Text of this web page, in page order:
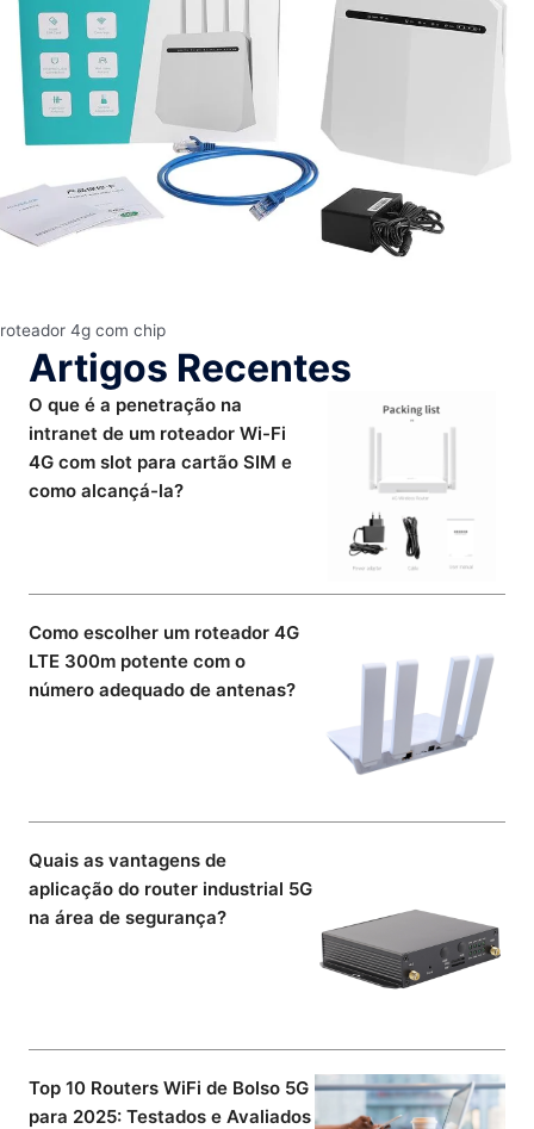
roteador 4g com chip
Artigos Recentes
O que é a penetração na
intranet de um roteador Wi-Fi
4G com slot para cartão SIM e
como alcançá-la?
Como escolher um roteador 4G
LTE 300m potente com o
número adequado de antenas?
Quais as vantagens de
aplicação do router industrial 5G
na área de segurança?
Top 10 Routers WiFi de Bolso 5G
para 2025: Testados e Avaliados